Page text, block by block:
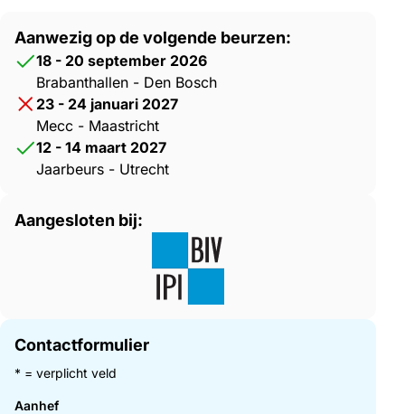
Aanwezig op de volgende beurzen:
18 - 20 september 2026
Brabanthallen - Den Bosch
23 - 24 januari 2027
Mecc - Maastricht
12 - 14 maart 2027
Jaarbeurs - Utrecht
Aangesloten bij:
Contactformulier
* = verplicht veld
Aanhef